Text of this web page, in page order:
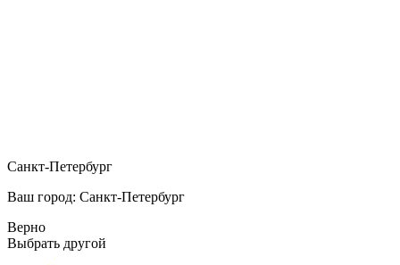
Санкт-Петербург
Ваш город: Санкт-Петербург
Верно
Выбрать другой